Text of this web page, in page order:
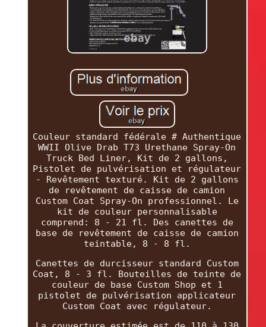
Couleur standard fédérale # Authentique
WWII Olive Drab T73 Urethane Spray-On
Truck Bed Liner, Kit de 2 gallons,
Pistolet de pulvérisation et régulateur
- Revêtement texturé. Kit de 2 gallons
de revêtement de caisse de camion
Custom Coat Spray-On professionnel. Le
kit de couleur personnalisable
comprend: 8 - 21 fl. Des canettes de
base de revêtement de caisse de camion
teintable, 8 - 8 fl.
Canettes de durcisseur standard Custom
Coat, 8 - 3 fl. Bouteilles de teinte de
couleur de base Custom Shop et 1
pistolet de pulvérisation applicateur
Custom Coat avec régulateur.